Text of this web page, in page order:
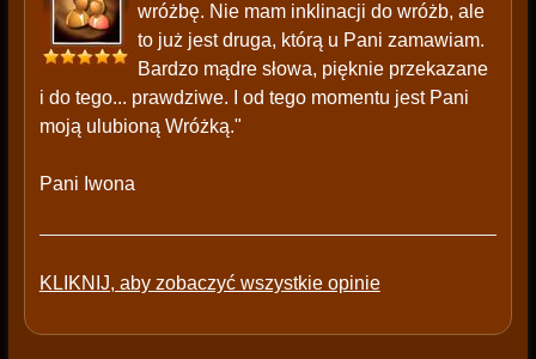
wróżbę. Nie mam inklinacji do wróżb, ale
to już jest druga, którą u Pani zamawiam.
Bardzo mądre słowa, pięknie przekazane
i do tego... prawdziwe. I od tego momentu jest Pani
moją ulubioną Wróżką."
Pani Iwona
KLIKNIJ, aby zobaczyć wszystkie opinie